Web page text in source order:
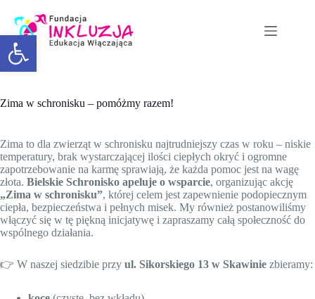
Otwórz pasek narzędzi
Zima w schronisku – pomóżmy razem!
Zima to dla zwierząt w schronisku najtrudniejszy czas w roku – niskie
temperatury, brak wystarczającej ilości ciepłych okryć i ogromne
zapotrzebowanie na karmę sprawiają, że każda pomoc jest na wagę
złota. Bielskie Schronisko apeluje o wsparcie, organizując akcję
„Zima w schronisku”, której celem jest zapewnienie podopiecznym
ciepła, bezpieczeństwa i pełnych misek. My również postanowiliśmy
włączyć się w tę piękną inicjatywę i zapraszamy całą społeczność do
wspólnego działania.
👉 W naszej siedzibie przy ul. Sikorskiego 13 w Skawinie zbieramy: